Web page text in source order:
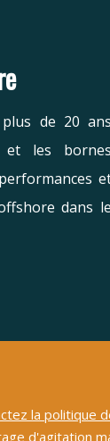
de 20 ans
et les bornes
dans le
la politique
d'agitation